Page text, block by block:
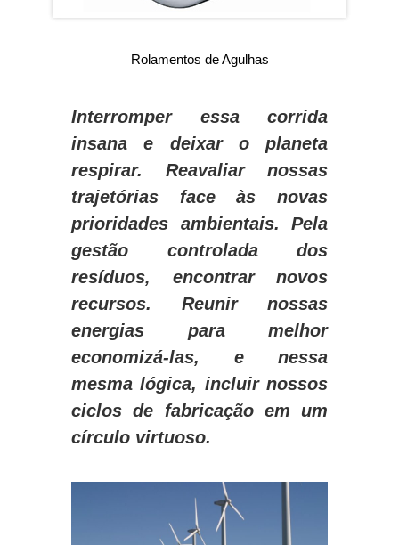
Rolamentos de Agulhas
Interromper essa corrida
insana e deixar o planeta
respirar. Reavaliar nossas
trajetórias face às novas
prioridades ambientais. Pela
gestão controlada dos
resíduos, encontrar novos
recursos. Reunir nossas
energias para melhor
economizá-las, e nessa
mesma lógica, incluir nossos
ciclos de fabricação em um
círculo virtuoso.